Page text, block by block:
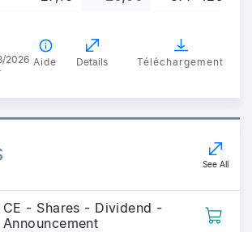
2026 Aide Details Téléchargement
See All
CE - Shares - Dividend -
Announcement